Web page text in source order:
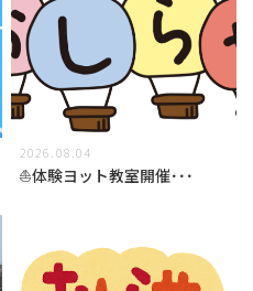
2026.08.04
⛵体験ヨット教室開催･･･